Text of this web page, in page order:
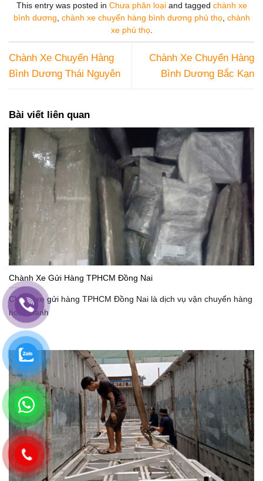
This entry was posted in Chưa phân loạiand tagged chành xe
bình dương chành xe chuyển hàng bình dương phú thọ, chành
xe phú thọ.
Chành Xe Chuyển Hàng
Bình Dương Thái Nguyên
Chành Xe Chuyển Hàng
Bình Dương Bắc Kạn
Bài viết liên quan
Chành Xe Gửi Hàng TPHCM Đồng Nai
Chành xe gửi hàng TPHCM Đồng Nai là dịch vụ vận chuyển hàng
hóa nhanh